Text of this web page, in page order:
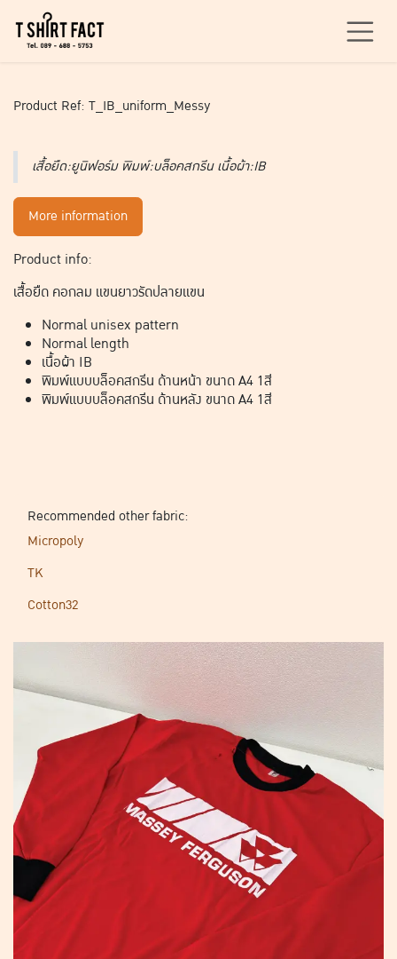
Skip to Content
Product Ref: T_IB_uniform_Messy
เสื้อยืด:ยูนิฟอร์ม พิมพ์:บล็อคสกรีน เนื้อผ้า:IB
More information
Product info:
เสื้อยืด คอกลม แขนยาวรัดปลายแขน
Normal unisex pattern
Normal length
เนื้อผ้า IB
พิมพ์แบบบล็อคสกรีน ด้านหน้า ขนาด A4 1สี
พิมพ์แบบบล็อคสกรีน ด้านหลัง ขนาด A4 1สี
Recommended other fabric:
Micropoly
TK
Cotton32